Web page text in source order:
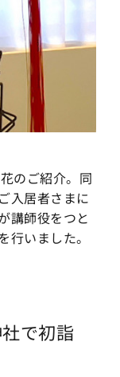
のご紹介。同
入居者さまに
講師役をつと
いました。
で初詣